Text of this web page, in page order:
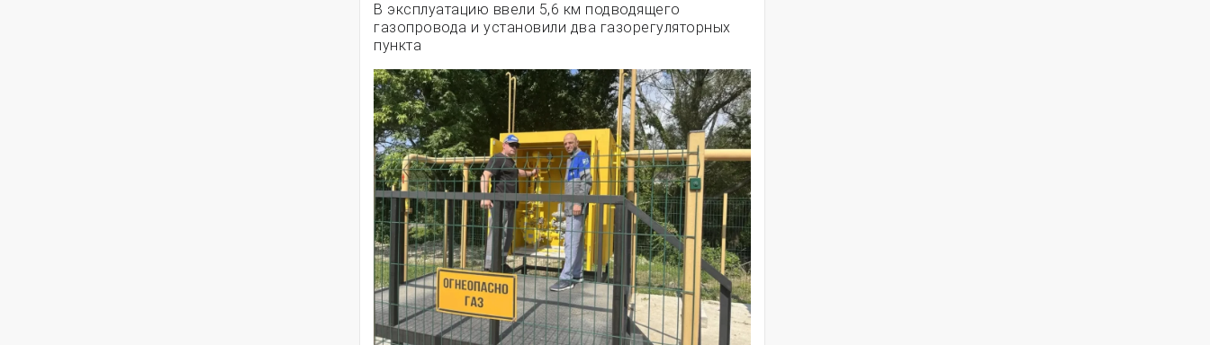
В эксплуатацию ввели 5,6 км подводящего
газопровода и установили два газорегуляторных
пункта